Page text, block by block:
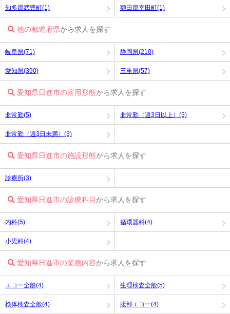
知多郡武豊町(1) 額田郡幸田町(1)
他の都道府県から求人を探す
岐阜県(71) 静岡県(210)
愛知県(390) 三重県(57)
愛知県日進市の雇用形態から求人を探す
非常勤(5) 非常勤（週3日以上）(5)
非常勤（週3日未満）(3)
愛知県日進市の施設形態から求人を探す
診療所(3)
愛知県日進市の診療科目から求人を探す
内科(5) 循環器科(4)
小児科(4)
愛知県日進市の業務内容から求人を探す
エコー全般(4) 生理検査全般(5)
検体検査全般(4) 腹部エコー(4)